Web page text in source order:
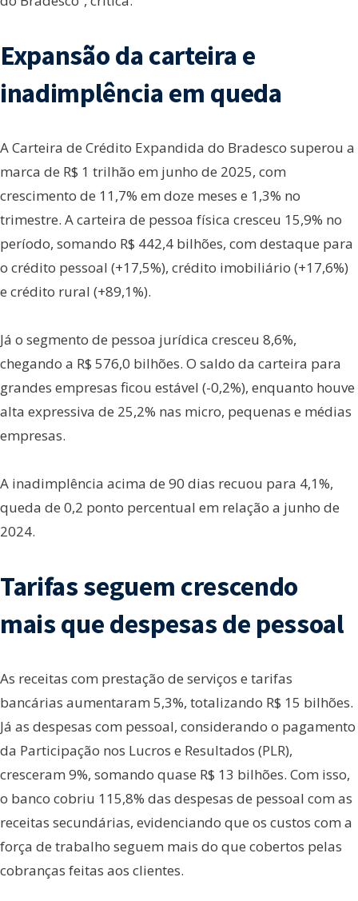
Expansão da carteira e
inadimplência em queda
A Carteira de Crédito Expandida do Bradesco superou a
marca de R$ 1 trilhão em junho de 2025, com
crescimento de 11,7% em doze meses e 1,3% no
trimestre. A carteira de pessoa física cresceu 15,9% no
período, somando R$ 442,4 bilhões, com destaque para
o crédito pessoal (+17,5%), crédito imobiliário (+17,6%)
e crédito rural (+89,1%).
Já o segmento de pessoa jurídica cresceu 8,6%,
chegando a R$ 576,0 bilhões. O saldo da carteira para
grandes empresas ficou estável (-0,2%), enquanto houve
alta expressiva de 25,2% nas micro, pequenas e médias
empresas.
A inadimplência acima de 90 dias recuou para 4,1%,
queda de 0,2 ponto percentual em relação a junho de
2024.
Tarifas seguem crescendo
mais que despesas de pessoal
As receitas com prestação de serviços e tarifas
bancárias aumentaram 5,3%, totalizando R$ 15 bilhões.
Já as despesas com pessoal, considerando o pagamento
da Participação nos Lucros e Resultados (PLR),
cresceram 9%, somando quase R$ 13 bilhões. Com isso,
o banco cobriu 115,8% das despesas de pessoal com as
receitas secundárias, evidenciando que os custos com a
força de trabalho seguem mais do que cobertos pelas
cobranças feitas aos clientes.